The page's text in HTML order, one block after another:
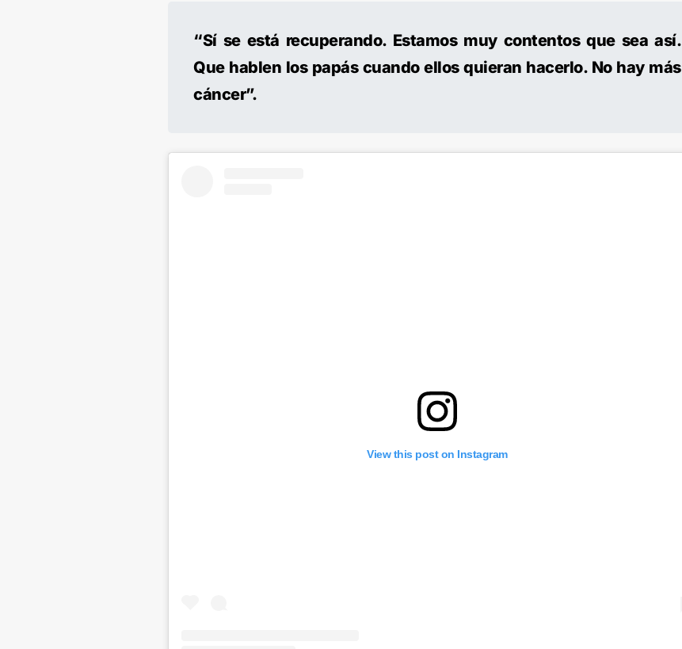
“Sí se está recuperando. Estamos muy contentos que sea así.
Que hablen los papás cuando ellos quieran hacerlo. No hay más
cáncer”.
View this post on Instagram